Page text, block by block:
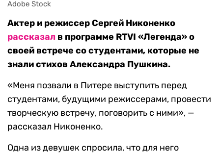
Adobe Stock
Актер и режиссер Сергей Никоненко
рассказал в программе RTVI «Легенда» о
своей встрече со студентами, которые не
знали стихов Александра Пушкина.
«Меня позвали в Питере выступить перед
студентами, будущими режиссерами, провести
творческую встречу, поговорить с ними», —
рассказал Никоненко.
Одна из девушек спросила, что для него